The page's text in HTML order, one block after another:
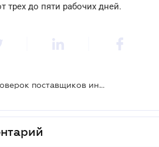
трех до пяти рабочих дней.
Утвержден порядок проверок поставщиков инкассаторских услуг